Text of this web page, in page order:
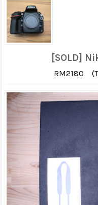
[SOLD]
RM2180